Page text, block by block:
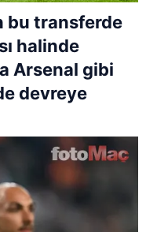
bu transferde
halinde
Arsenal gibi
devreye